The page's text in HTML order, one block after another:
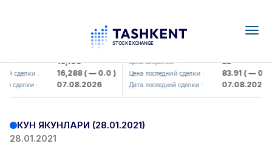
: 16,100
сделки : 16,288( — 0.0 )
сделки : 07.08.2026
KFSK (<Kafolat sug'urta
Цена закрытия : 82
Цена последний сделки : 83.91( — 0.0 )
Дата последней сделки : 07.08.2026
КУН ЯКУНЛАРИ (28.01.2021)
28.01.2021